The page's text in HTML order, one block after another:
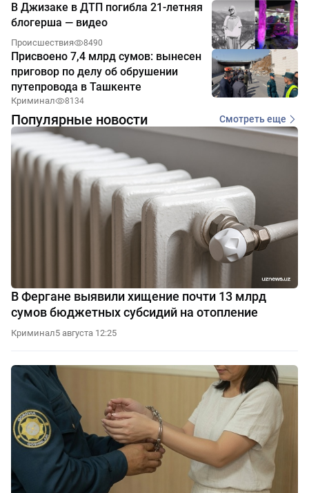
В Джизаке в ДТП погибла 21-летняя
блогерша — видео
Происшествия 8490
Присвоено 7,4 млрд сумов: вынесен
приговор по делу об обрушении
путепровода в Ташкенте
Криминал 8134
Популярные новости Смотреть еще
В Фергане выявили хищение почти 13 млрд
сумов бюджетных субсидий на отопление
Криминал5 августа 12:25